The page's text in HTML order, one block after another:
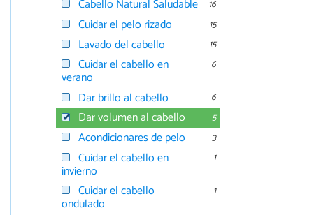
Cabello Natural Saludable 16
Cuidar el pelo rizado 15
Lavado del cabello 15
Cuidar el cabello en
verano
6
Dar brillo al cabello 6
Dar volumen al cabello 5
Acondicionares de pelo 3
Cuidar el cabello en
invierno
1
Cuidar el cabello
ondulado
1